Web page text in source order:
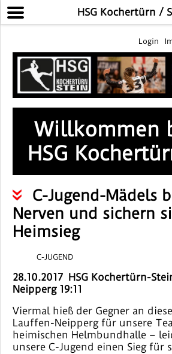
HSG Kochertürn /
Login
Willkommen
HSG
C-Jugend-Mädels
Nerven und sichern
Heimsieg
C-JUGEND
28.10.2017 HSG Kochertürn-
Neipperg 19:11
Viermal hieß der Gegner an
Lauffen-Neipperg für unsere
heimischen Helmbundhalle –
unsere C-Jugend einen Sieg für